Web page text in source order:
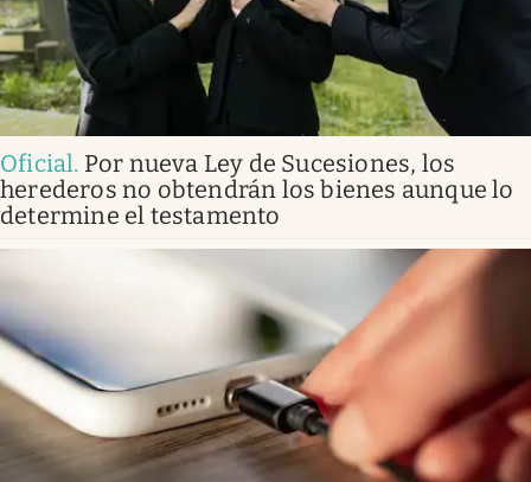
Oficial. Por nueva Ley de Sucesiones, los
herederos no obtendrán los bienes aunque lo
determine el testamento